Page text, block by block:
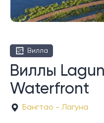
Вилла
Виллы
Waterfront
Бангтао - Лагуна